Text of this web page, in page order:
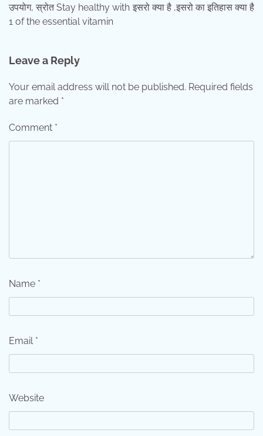
उपयोग, स्रोत Stay healthy with
1 of the essential vitamin
इसरो क्या है ,इसरो का इतिहास क्या है
Leave a Reply
Your email address will not be published. Required fields
are marked *
Comment *
Name *
Email *
Website